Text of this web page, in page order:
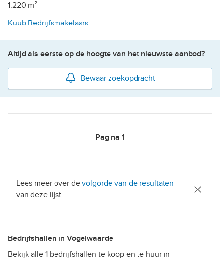
1.220 m²
Kuub Bedrijfsmakelaars
Altijd als eerste op de hoogte van het nieuwste aanbod?
Bewaar zoekopdracht
Pagina 1
Lees meer over de volgorde van de resultaten
van deze lijst
Bedrijfshallen in Vogelwaarde
Bekijk alle 1 bedrijfshallen te koop en te huur in